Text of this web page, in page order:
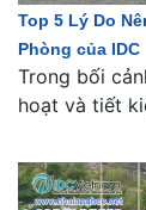
Top 5 Lý Do
Phòng của IDC
Trong bối
hoạt và tiết